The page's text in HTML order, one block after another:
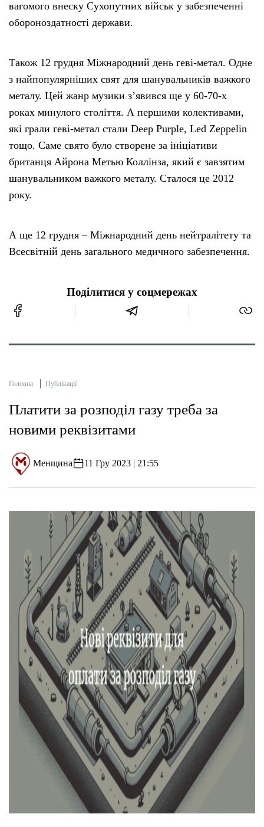
вагомого внеску Сухопутних військ у забезпеченні
обороноздатності держави.
Також 12 грудня Міжнародний день геві-метал. Одне
з найпопулярніших свят для шанувальників важкого
металу. Цей жанр музики з’явився ще у 60-70-х
роках минулого століття. А першими колективами,
які грали геві-метал стали Deep Purple, Led Zeppelin
тощо. Саме свято було створене за ініціативи
британця Айрона Метью Коллінза, який є завзятим
шанувальником важкого металу. Сталося це 2012
року.
А ще 12 грудня – Міжнародний день нейтралітету та
Всесвітній день загального медичного забезпечення.
Поділитися у соцмережах
Головна Публікації
Платити за розподіл газу треба за
новими реквізитами
Менщина 11 Гру 2023 | 21:55